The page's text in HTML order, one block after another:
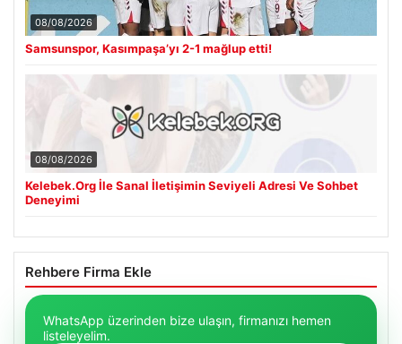
08/08/2026
Samsunspor, Kasımpaşa’yı 2-1 mağlup etti!
08/08/2026
Kelebek.Org İle Sanal İletişimin Seviyeli Adresi Ve Sohbet
Deneyimi
Rehbere Firma Ekle
WhatsApp üzerinden bize ulaşın, firmanızı hemen
listeleyelim.